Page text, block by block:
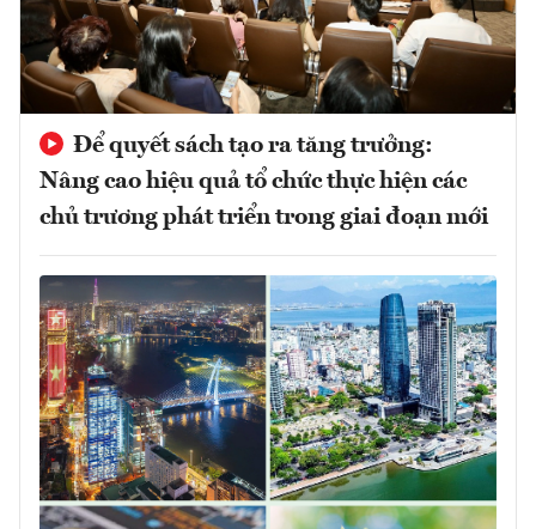
Để quyết sách tạo ra tăng trưởng:
Nâng cao hiệu quả tổ chức thực hiện các
chủ trương phát triển trong giai đoạn mới